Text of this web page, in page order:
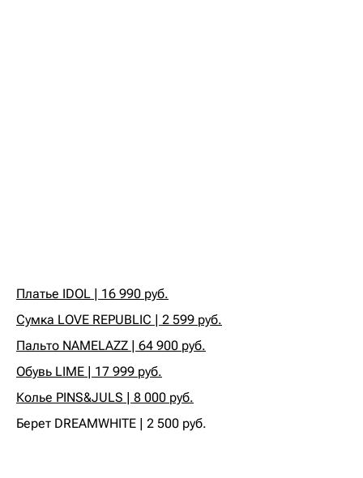
Платье IDOL | 16 990 руб.
Сумка LOVE REPUBLIC | 2 599 руб.
Пальто NAMELAZZ | 64 900 руб.
Обувь LIME | 17 999 руб.
Колье PINS&JULS | 8 000 руб.
‍Берет DREAMWHITE | 2 500 руб.